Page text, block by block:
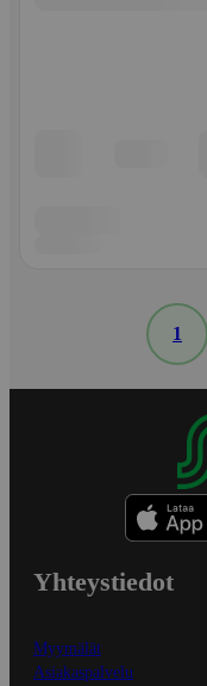
1
Yhteystiedot
Myymälät
Asiakaspalvelu